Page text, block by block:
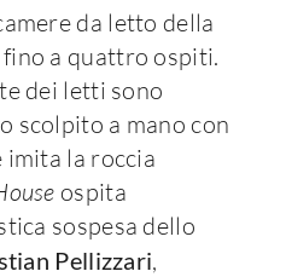
da letto della
a quattro ospiti.
dei letti sono
scolpito a mano con
la roccia
ospita
sospesa dello
Pellizzari,